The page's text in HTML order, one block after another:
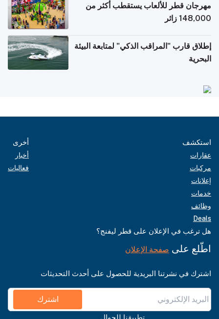
مهرجان قطر للألعاب يستقطب أكثر من
148,000 زائر
إطلاق قارب "المراقب الذكي" لمتابعة البيئة
البحرية
استكشف
عقارات
مركبات
إعلانات
خدمات
وظائف
Deals
أخرى
أخبار
فعاليات
هل ترغب في الإعلان على قطر ليفنج؟
اطّلع على صفحة الإعلان
اشترك في نشرتنا البريدية للحصول على أحدث التحديثات
اشترك
تطبيقنا للجوال